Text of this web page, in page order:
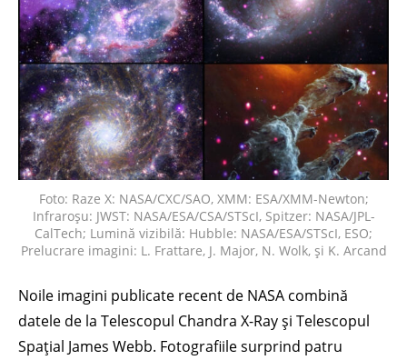
Foto: Raze X: NASA/CXC/SAO, XMM: ESA/XMM-Newton;
Infraroșu: JWST: NASA/ESA/CSA/STScI, Spitzer: NASA/JPL-
CalTech; Lumină vizibilă: Hubble: NASA/ESA/STScI, ESO;
Prelucrare imagini: L. Frattare, J. Major, N. Wolk, și K. Arcand
Noile imagini publicate recent de NASA combină
datele de la Telescopul Chandra X-Ray și Telescopul
Spațial James Webb. Fotografiile surprind patru